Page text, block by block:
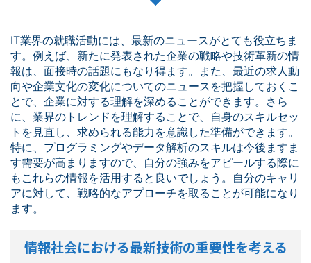
IT業界の就職活動には、最新のニュースがとても役立ちま
す。例えば、新たに発表された企業の戦略や技術革新の情
報は、面接時の話題にもなり得ます。また、最近の求人動
向や企業文化の変化についてのニュースを把握しておくこ
とで、企業に対する理解を深めることができます。さら
に、業界のトレンドを理解することで、自身のスキルセッ
トを見直し、求められる能力を意識した準備ができます。
特に、プログラミングやデータ解析のスキルは今後ますま
す需要が高まりますので、自分の強みをアピールする際に
もこれらの情報を活用すると良いでしょう。自分のキャリ
アに対して、戦略的なアプローチを取ることが可能になり
ます。
情報社会における最新技術の重要性を考える